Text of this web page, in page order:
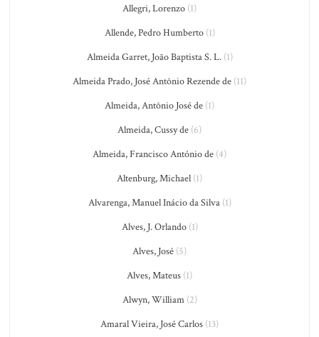
Allegri, Lorenzo (1)
Allende, Pedro Humberto(1)
Almeida Garret, João Baptista S. L.(1)
Almeida Prado, José Antônio Rezende de (11)
Almeida, Antônio José de (1)
Almeida, Cussy de (6)
Almeida, Francisco António de (4)
Altenburg, Michael (1)
Alvarenga, Manuel Inácio da Silva(1)
Alves, J. Orlando(1)
Alves, José (5)
Alves, Mateus (1)
Alwyn, William(2)
Amaral Vieira, José Carlos (13)